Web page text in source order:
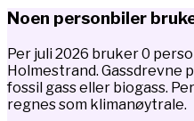
Noen personbiler
Per juli 2026 bruker 0
Holmestrand.
fossil gass eller biogass.
regnes som klimanøytrale.